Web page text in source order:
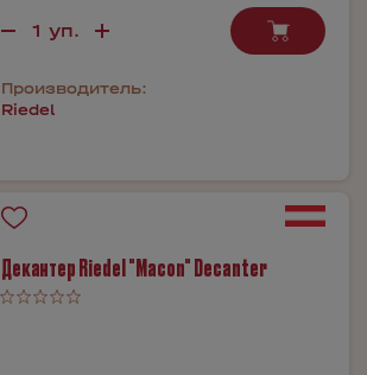
Производитель:
Riedel
Декантер Riedel "Macon" Decanter